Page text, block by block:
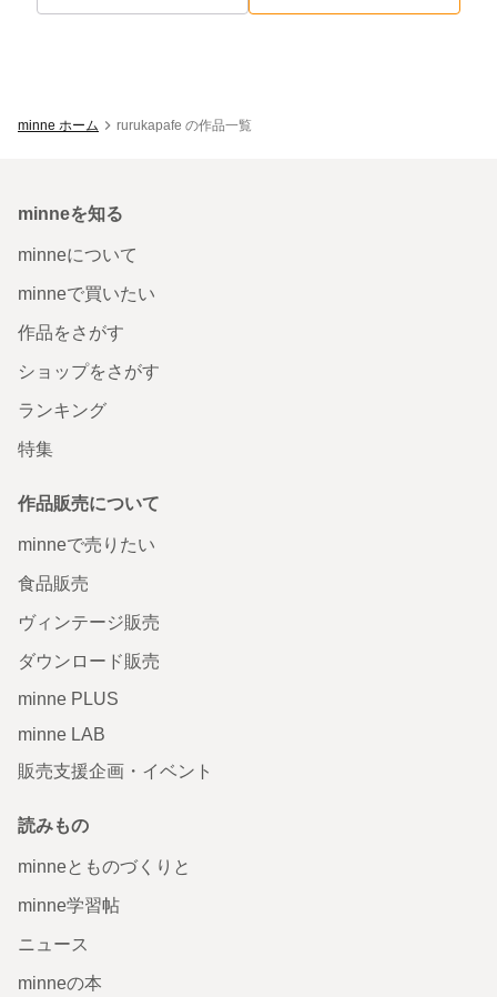
minne ホーム rurukapafe の作品一覧
minneを知る
minneについて
minneで買いたい
作品をさがす
ショップをさがす
ランキング
特集
作品販売について
minneで売りたい
食品販売
ヴィンテージ販売
ダウンロード販売
minne PLUS
minne LAB
販売支援企画・イベント
読みもの
minneとものづくりと
minne学習帖
ニュース
minneの本